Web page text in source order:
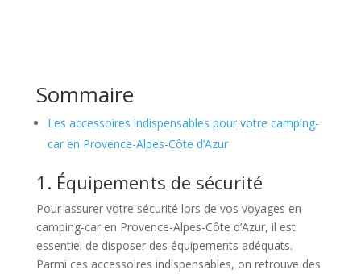
Sommaire
Les accessoires indispensables pour votre camping-
car en Provence-Alpes-Côte d’Azur
1. Équipements de sécurité
Pour assurer votre sécurité lors de vos voyages en
camping-car en Provence-Alpes-Côte d’Azur, il est
essentiel de disposer des équipements adéquats.
Parmi ces accessoires indispensables, on retrouve des